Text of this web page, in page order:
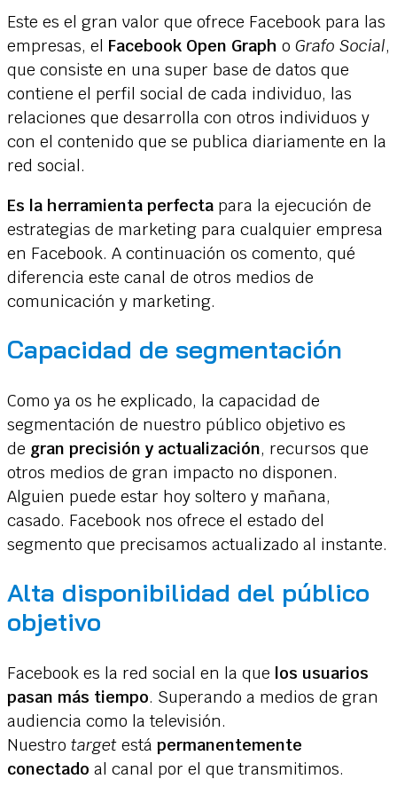
Este es el gran valor que ofrece Facebook para las
empresas, el Facebook Open Graph o Grafo Social,
que consiste en una super base de datos que
contiene el perfil social de cada individuo, las
relaciones que desarrolla con otros individuos y
con el contenido que se publica diariamente en la
red social.
Es la herramienta perfecta para la ejecución de
estrategias de marketing para cualquier empresa
en Facebook. A continuación os comento, qué
diferencia este canal de otros medios de
comunicación y marketing.
Capacidad de segmentación
Como ya os he explicado, la capacidad de
segmentación de nuestro público objetivo es
de gran precisión y actualización, recursos que
otros medios de gran impacto no disponen.
Alguien puede estar hoy soltero y mañana,
casado. Facebook nos ofrece el estado del
segmento que precisamos actualizado al instante.
Alta disponibilidad del público
objetivo
Facebook es la red social en la que los usuarios
pasan más tiempo. Superando a medios de gran
audiencia como la televisión.
Nuestro target está permanentemente
conectado al canal por el que transmitimos.